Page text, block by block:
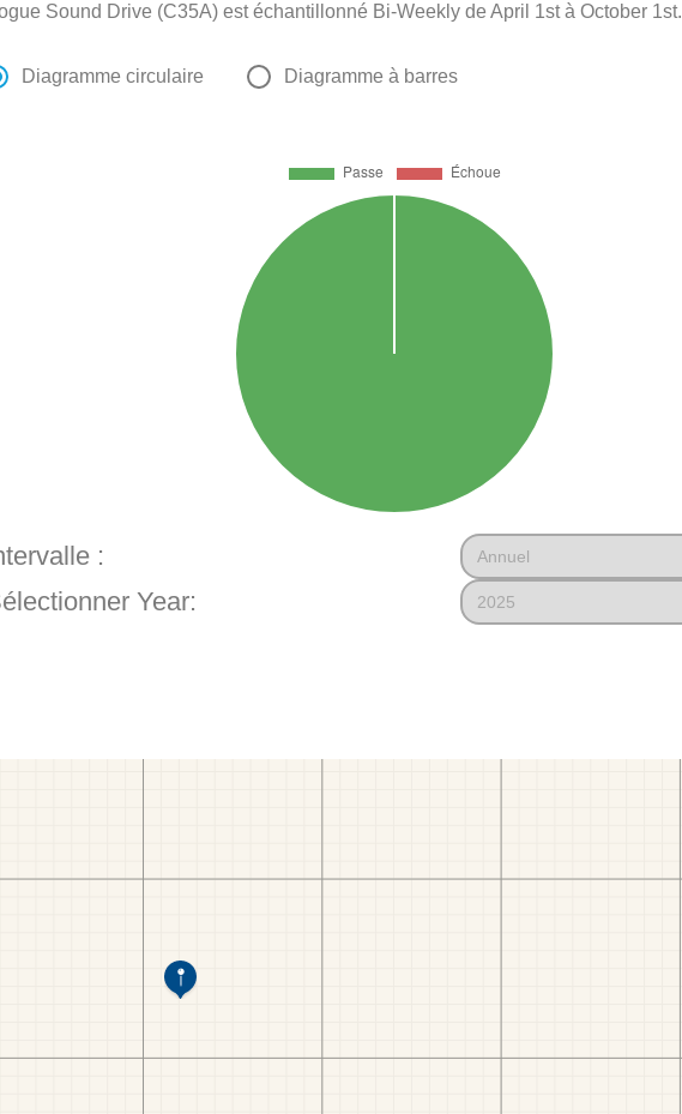
Sound Drive (C35A) est échantillonné Bi-Weekly de April 1st à October 1st.
Diagramme circulaire Diagramme à barres
:
Year: